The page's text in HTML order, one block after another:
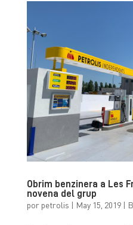
Obrim benzinera a Les
novena del grup
por petrolis | May 15, 2019|